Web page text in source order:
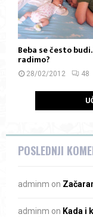
Beba se često
radimo?
28/02/2012 48
POSLEDNJI
adminm on
adminm on Kada i